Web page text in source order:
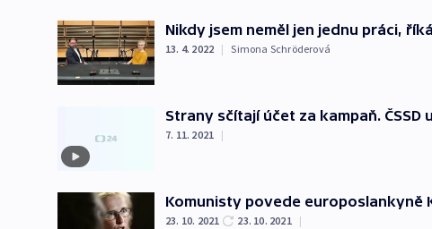
Nikdy jsem neměl jen jednu práci,
13. 4. 2022 | Simona Schröderová
Strany sčítají účet za kampaň. ČSSD
7. 11. 2021 |
Komunisty povede europoslankyně
23. 10. 2021 23. 10. 2021 |